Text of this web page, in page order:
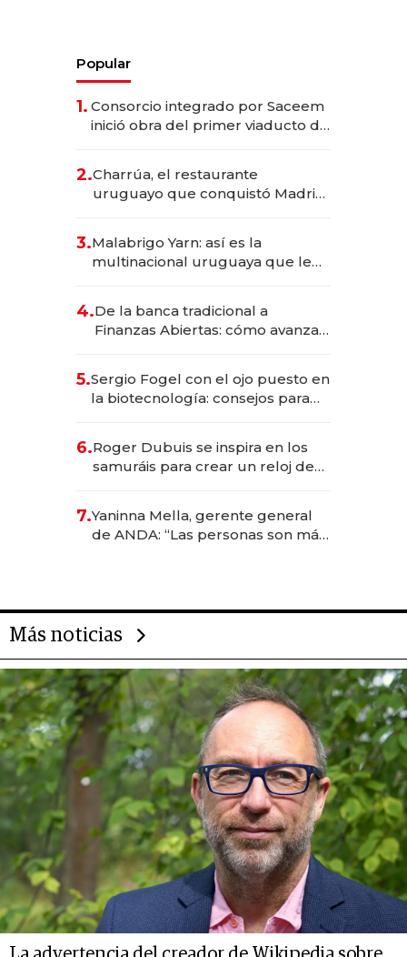
Popular
1. Consorcio integrado por Saceem
inició obra del primer viaducto de
millones
2.Charrúa, el restaurante
uruguayo que conquistó Madrid:
anticipación y prepara apertura
3.Malabrigo Yarn: así es la
multinacional uruguaya que le
4.De la banca tradicional a
Finanzas Abiertas: cómo avanza
5.Sergio Fogel con el ojo puesto en
la biotecnología: consejos para
6.Roger Dubuis se inspira en los
samuráis para crear un reloj de
7.Yaninna Mella, gerente general
de ANDA: “Las personas son más
Más noticias